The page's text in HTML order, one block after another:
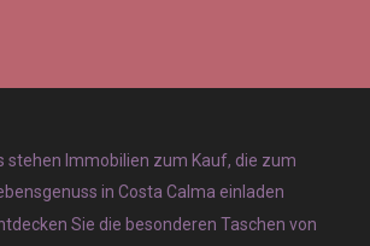
stehen Immobilien zum Kauf, die zum
in Costa Calma einladen
Sie die besonderen Taschen von